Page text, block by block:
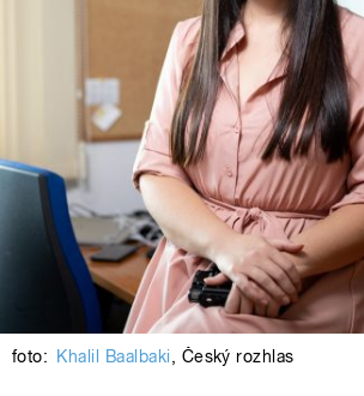
foto: Khalil Baalbaki, Český rozhlas